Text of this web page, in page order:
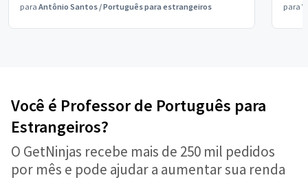
para Antônio Santos /Português para estrangeiros para
Você é Professor de Português para
Estrangeiros?
O GetNinjas recebe mais de 250 mil pedidos
por mês e pode ajudar a aumentar sua renda